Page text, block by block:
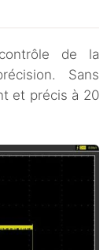
de la
Sans
et précis à 20